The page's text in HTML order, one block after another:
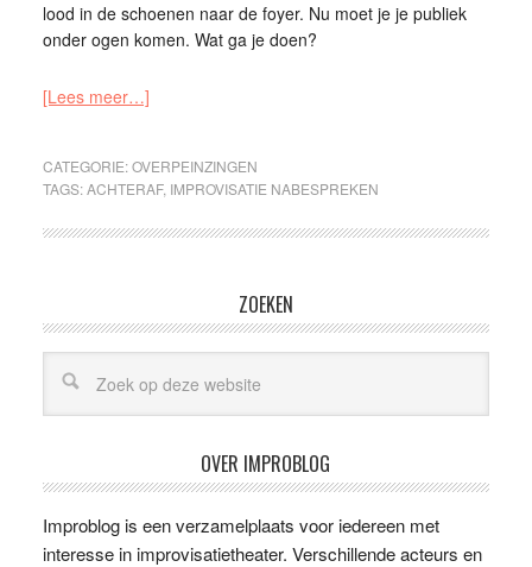
lood in de schoenen naar de foyer. Nu moet je je publiek
onder ogen komen. Wat ga je doen?
[Lees meer…]
CATEGORIE:OVERPEINZINGEN
TAGS:ACHTERAF, IMPROVISATIE NABESPREKEN
ZOEKEN
OVER IMPROBLOG
Improblog is een verzamelplaats voor iedereen met
interesse in improvisatietheater. Verschillende acteurs en